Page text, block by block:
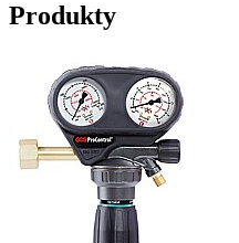
Produkty